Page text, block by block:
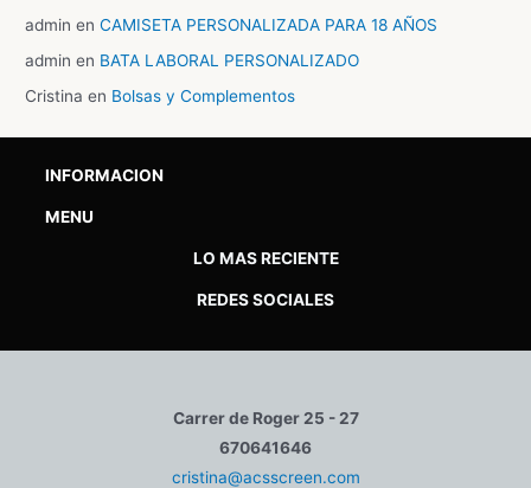
admin enCAMISETA PERSONALIZADA PARA 18 AÑOS
admin en BATA LABORAL PERSONALIZADO
Cristina en Bolsas y Complementos
INFORMACION
MENU
LO MAS RECIENTE
REDES SOCIALES
Carrer de Roger 25 - 27
670641646
cristina@acsscreen.com